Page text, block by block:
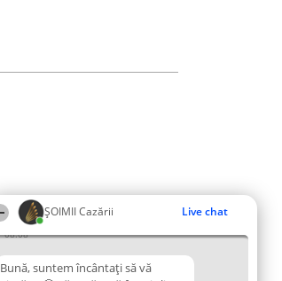
ȘOIMII Cazării Live chat
08:08
Bună, suntem încântați să vă